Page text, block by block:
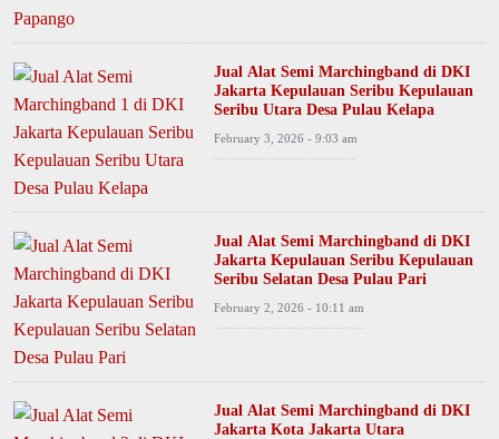
Jual Alat Semi Marchingband di DKI
Jakarta Kepulauan Seribu Kepulauan
Seribu Utara Desa Pulau Kelapa
February 3, 2026 - 9:03 am
Jual Alat Semi Marchingband di DKI
Jakarta Kepulauan Seribu Kepulauan
Seribu Selatan Desa Pulau Pari
February 2, 2026 - 10:11 am
Jual Alat Semi Marchingband di DKI
Jakarta Kota Jakarta Utara